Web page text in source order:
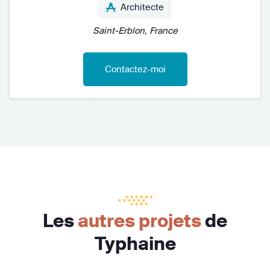
Architecte
Saint-Erblon, France
Contactez-moi
Lesautres projetsde
Typhaine